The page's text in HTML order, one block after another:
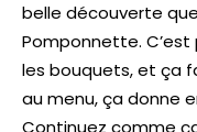
belle découverte
Pomponnette.
les bouquets, et ça
au menu, ça donne
Continuez comme